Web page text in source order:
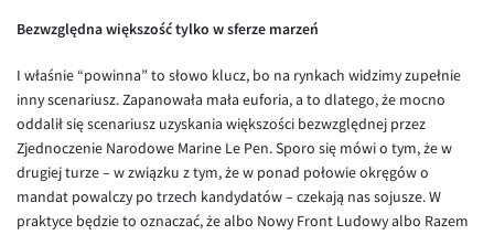
RON/PLN
SGD/PLN
TRY/PLN
ZAR/PLN
EUR/USD
Bezwzględna większość tylko w sferze marzeń
I właśnie “powinna” to słowo klucz, bo na rynkach widzimy zupełnie
inny scenariusz. Zapanowała mała euforia, a to dlatego, że mocno
oddalił się scenariusz uzyskania większości bezwzględnej przez
Zjednoczenie Narodowe Marine Le Pen. Sporo się mówi o tym, że w
drugiej turze – w związku z tym, że w ponad połowie okręgów o
mandat powalczy po trzech kandydatów – czekają nas sojusze. W
praktyce będzie to oznaczać, że albo Nowy Front Ludowy albo Razem